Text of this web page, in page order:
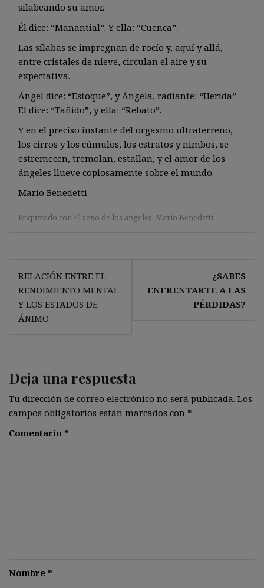
silabeando su amor.
Él dice: “Manantial”. Y ella: “Cuenca”.
Las sílabas se impregnan de rocío y, aquí y allá,
entre cristales de nieve, circulan el aire y su
expectativa.
Ángel dice: “Estoque”, y Ángela, radiante: “Herida”.
El dice: “Tañido”, y ella: “Rebato”.
Y en el preciso instante del orgasmo ultraterreno,
los cirros y los cúmulos, los estratos y nimbos, se
estremecen, tremolan, estallan, y el amor de los
ángeles llueve copiosamente sobre el mundo.
Mario Benedetti
Etiquetado con El sexo de los ángeles, Mario Benedetti
Navegación
de
entradas
RELACIÓN ENTRE EL
RENDIMIENTO MENTAL
Y LOS ESTADOS DE
ÁNIMO
¿SABES
ENFRENTARTE A LAS
PÉRDIDAS?
Deja una respuesta
Tu dirección de correo electrónico no será publicada. Los
campos obligatorios están marcados con *
Comentario *
Nombre *